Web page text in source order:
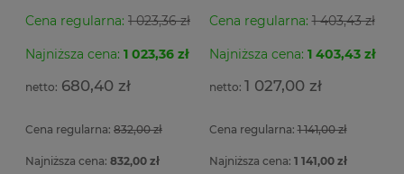
Cena regularna: 1 023,36 zł
Najniższa cena: 1 023,36 zł
680,40 zł
Cena regularna: 832,00 zł
Najniższa cena: 832,00 zł
Cena regularna:1 403,43 zł
Najniższa cena: 1 403,43 zł
1 027,00 zł
Cena regularna:1 141,00 zł
Najniższa cena: 1 141,00 zł
Szafa metalowa MSWV 110/5-35 Malow do
5 gniazdek 104x100x50cm
4 056,54 zł